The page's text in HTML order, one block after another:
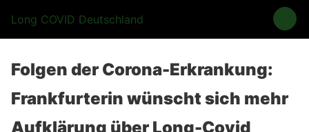
Long COVID Deutschland
Folgen der Corona-Erkrankung:
Frankfurterin wünscht sich mehr
Aufklärung über Long-Covid